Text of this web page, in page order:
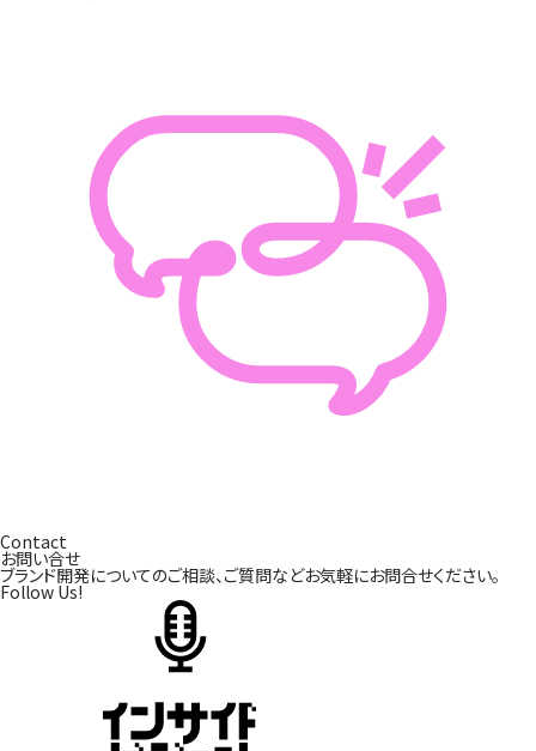
Contact
お問い合せ
ブランド開発についてのご相談、ご質問などお気軽にお問合せください。
Follow Us!